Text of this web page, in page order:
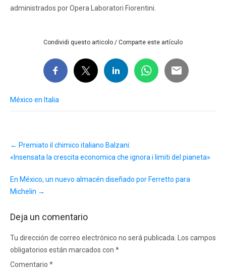
administrados por Opera Laboratori Fiorentini.
Condividi questo articolo / Comparte este artículo
México en Italia
navigation
← Premiato il chimico italiano Balzani:
«Insensata la crescita economica che ignora i limiti del pianeta»
En México, un nuevo almacén diseñado por Ferretto para
Michelin →
Deja un comentario
Tu dirección de correo electrónico no será publicada.
Los campos
obligatorios están marcados con *
Comentario *